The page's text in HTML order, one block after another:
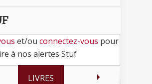
et/ou connectez-vous pour
à nos alertes Stuf
LIVRES